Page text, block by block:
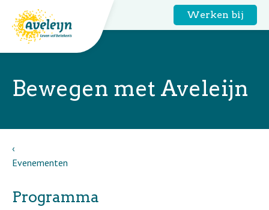
Werken bij
Bewegen met Aveleijn
Evenementen
Programma